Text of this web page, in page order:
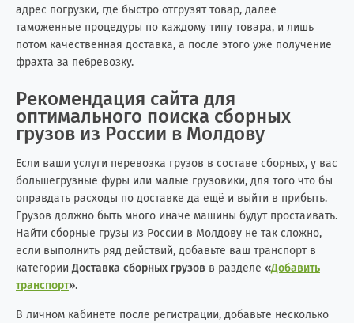
адрес погрузки, где быстро отгрузят товар, далее
таможенные процедуры по каждому типу товара, и лишь
потом качественная доставка, а после этого уже получение
фрахта за пе6ревозку.
Рекомендация сайта для
оптимального поиска сборных
грузов из России в Молдову
Если ваши услуги перевозка грузов в составе сборных, у вас
большегрузные фуры или малые грузовики, для того что бы
оправдать расходы по доставке да ещё и выйти в прибыть.
Грузов должно быть много иначе машины будут простаивать.
Найти сборные грузы из России в Молдову не так сложно,
если выполнить ряд действий, добавьте ваш транспорт в
категорииДоставка сборных грузов в разделе «Добавить
транспорт».
В личном кабинете после регистрации, добавьте несколько